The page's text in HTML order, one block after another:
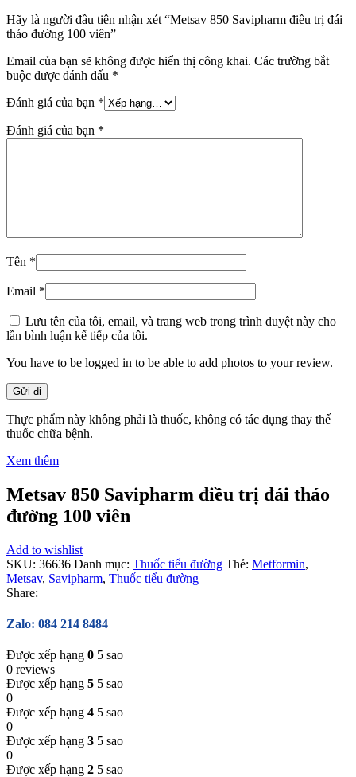
Hãy là người đầu tiên nhận xét “Metsav 850 Savipharm điều trị đái
tháo đường 100 viên”
Email của bạn sẽ không được hiển thị công khai. Các trường bắt
buộc được đánh dấu *
Đánh giá của bạn *
Đánh giá của bạn *
Tên *
Email *
Lưu tên của tôi, email, và trang web trong trình duyệt này cho
lần bình luận kế tiếp của tôi.
You have to be logged in to be able to add photos to your review.
Thực phẩm này không phải là thuốc, không có tác dụng thay thế
thuốc chữa bệnh.
Xem thêm
Metsav 850 Savipharm điều trị đái tháo
đường 100 viên
Add to wishlist
SKU: 36636 Danh mục: Thuốc tiểu đường Thẻ: Metformin,
Metsav, Savipharm, Thuốc tiểu đường
Share:
Zalo: 084 214 8484
Được xếp hạng 0 5 sao
0 reviews
Được xếp hạng 5 5 sao
0
Được xếp hạng 4 5 sao
0
Được xếp hạng 3 5 sao
0
Được xếp hạng 2 5 sao